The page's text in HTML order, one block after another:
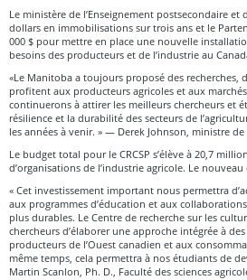
Le ministère de l’Enseignement postsecondaire
dollars en immobilisations sur trois ans et le
000 $ pour mettre en place une nouvelle
besoins des producteurs et de l’industrie au
«Le Manitoba a toujours proposé des
profitent aux producteurs agricoles et aux
continuerons à attirer les meilleurs chercheurs et
résilience et la durabilité des secteurs de
les années à venir. » — Derek Johnson, ministre
Le budget total pour le CRCSP s’élève à 20,7
d’organisations de l’industrie agricole. Le
« Cet investissement important nous permettra
aux programmes d’éducation et aux
plus durables. Le Centre de recherche sur les
chercheurs d’élaborer une approche intégrée à
producteurs de l’Ouest canadien et aux
même temps, cela permettra à nos étudiants de
Martin Scanlon, Ph. D., Faculté des sciences